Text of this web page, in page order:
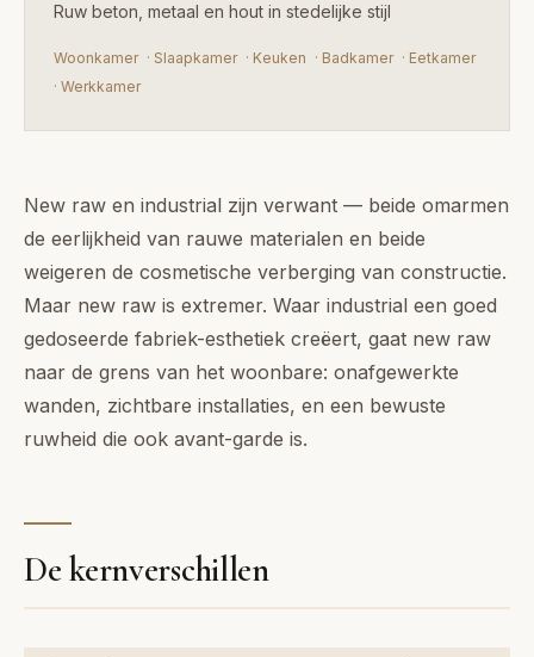
Ruw beton, metaal en hout in stedelijke stijl
Woonkamer · Slaapkamer · Keuken · Badkamer · Eetkamer
· Werkkamer
New raw en industrial zijn verwant — beide omarmen
de eerlijkheid van rauwe materialen en beide
weigeren de cosmetische verberging van constructie.
Maar new raw is extremer. Waar industrial een goed
gedoseerde fabriek-esthetiek creëert, gaat new raw
naar de grens van het woonbare: onafgewerkte
wanden, zichtbare installaties, en een bewuste
ruwheid die ook avant-garde is.
De kernverschillen